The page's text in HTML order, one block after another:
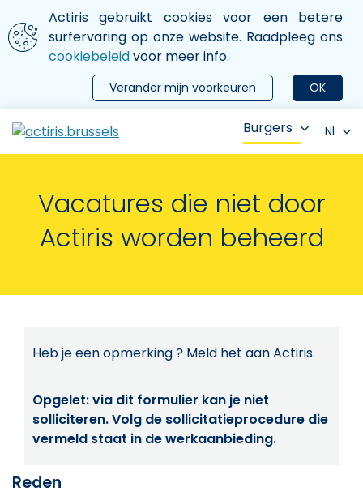
Aller au contenu principal
We gebruiken cookies
Actiris gebruikt cookies voor een betere
surfervaring op onze website. Raadpleeg ons
cookiebeleidvoor meer info.
OK
Verander mijn voorkeuren
le menu
Burgers Nl
Vacatures die niet door
Actiris worden beheerd
Heb je een opmerking ? Meld het aan Actiris.
Opgelet: via dit formulier kan je niet
solliciteren. Volg de sollicitatieprocedure die
vermeld staat in de werkaanbieding.
Reden